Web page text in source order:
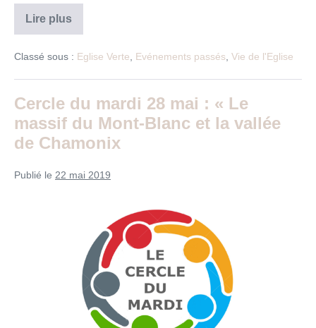
Lire plusBrunch
Classé sous : Eglise Verte Evénements passés Vie de l'Eglise
Cercle du mardi 28 mai : « Le
massif du Mont-Blanc et la vallée
de Chamonix
Publié le 22 mai 2019